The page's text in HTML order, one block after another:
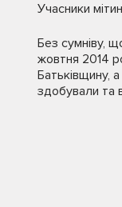
Учасники
Без сумніву,
жовтня 2014
Батьківщину,
здобували та